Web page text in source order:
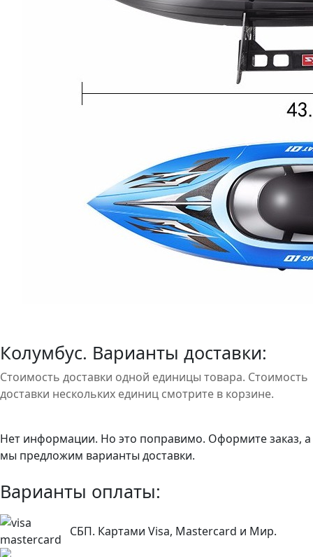
Колумбус. Варианты доставки:
Стоимость доставки одной единицы товара. Стоимость
доставки нескольких единиц смотрите в корзине.
Нет информации. Но это поправимо. Оформите заказ, а
мы предложим варианты доставки.
Варианты оплаты:
СБП. Картами Visa, Mastercard и Мир.